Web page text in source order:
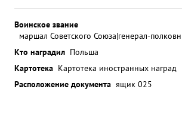
Воинское звание
маршал Советского Союза|генерал-
Кто наградил Польша
Картотека Картотека иностранных наград
Расположение документа ящик 025